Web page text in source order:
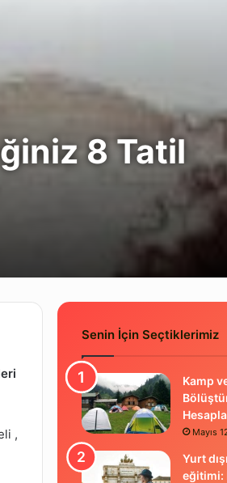
8 Tatil
,
Senin İçin Seçtiklerimiz
Kamp
Mayıs
Yurt
eğitimi: